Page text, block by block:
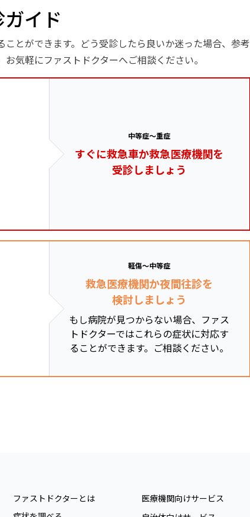
イド
とができます。どう受診したら良いか迷った場合、参考
気軽にファストドクターへご相談ください。
中等症～重症
すぐに救急車か救急医療機関を
受診しましょう
軽傷～中等症
救急医療機関か夜間往診を
検討しましょう
もし病院が見つからない場合、ファス
トドクターではこれらの症状に対応す
ることができます。ご相談ください。
ファストドクターとは
医療機関向けサービス